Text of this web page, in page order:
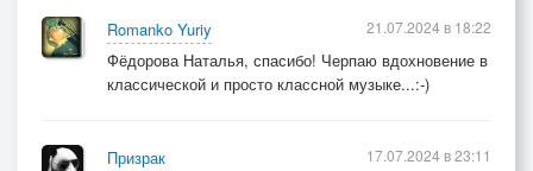
Romanko Yuriy
Фёдорова Наталья, спасибо! Черпаю вдохновение в
классической и просто классной музыке...:-)
21.07.2024 в 18:22
Призрак
17.07.2024 в 23:11